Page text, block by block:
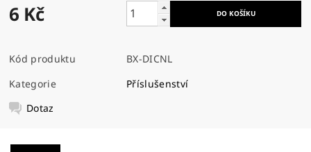
6 Kč
Kód produktu
BX-DICNL
Kategorie
Příslušenství
Dotaz